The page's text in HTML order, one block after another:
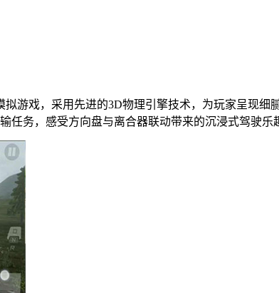
拟游戏，采用先进的3D物理引擎技术，为玩家呈现
务，感受方向盘与离合器联动带来的沉浸式驾驶乐